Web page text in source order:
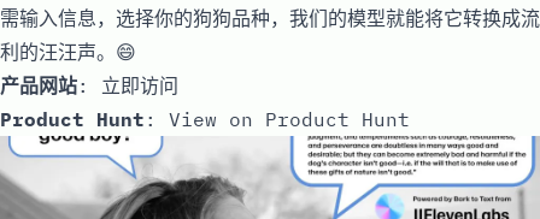
需输入信息，选择你的狗狗品种，我们的模型就能将它转换成流
利的汪汪声。😄
产品网站: 立即访问
Product Hunt : View on Product Hunt